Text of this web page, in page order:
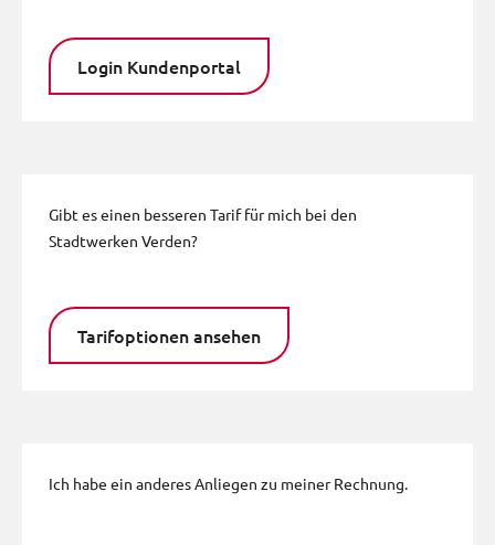
Login Kundenportal
Gibt es einen besseren Tarif für mich bei den
Stadtwerken Verden?
Tarifoptionen ansehen
Ich habe ein anderes Anliegen zu meiner Rechnung.